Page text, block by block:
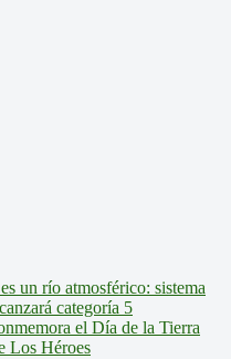
un río atmosférico: sistema
categoría 5
el Día de la Tierra
Los Héroes